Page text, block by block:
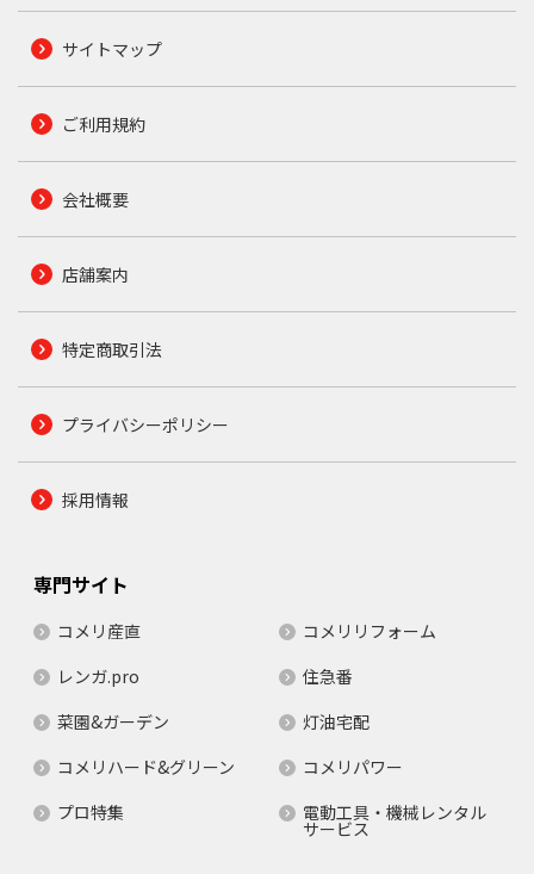
サイトマップ
ご利用規約
会社概要
店舗案内
特定商取引法
プライバシーポリシー
採用情報
専門サイト
コメリ産直
コメリリフォーム
レンガ.pro
住急番
菜園&ガーデン
灯油宅配
コメリハード&グリーン
コメリパワー
プロ特集
電動工具・機械レンタル
サービス